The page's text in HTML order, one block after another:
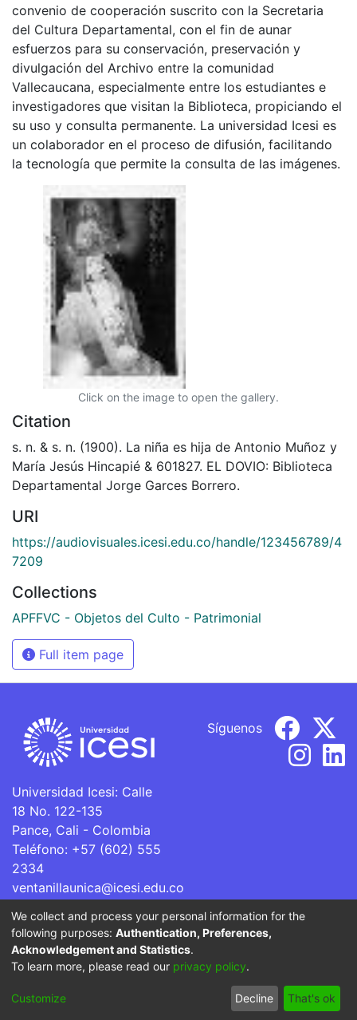
convenio de cooperación suscrito con la Secretaria
del Cultura Departamental, con el fin de aunar
esfuerzos para su conservación, preservación y
divulgación del Archivo entre la comunidad
Vallecaucana, especialmente entre los estudiantes e
investigadores que visitan la Biblioteca, propiciando el
su uso y consulta permanente. La universidad Icesi es
un colaborador en el proceso de difusión, facilitando
la tecnología que permite la consulta de las imágenes.
Click on the image to open the gallery.
Citation
s. n. & s. n. (1900). La niña es hija de Antonio Muñoz y
María Jesús Hincapié & 601827. EL DOVIO: Biblioteca
Departamental Jorge Garces Borrero.
URI
https://audiovisuales.icesi.edu.co/handle/123456789/4
7209
Collections
APFFVC - Objetos del Culto - Patrimonial
Full item page
Universidad Icesi: Calle
18 No. 122-135
Pance, Cali - Colombia
Teléfono: +57 (602) 555
2334
ventanillaunica@icesi.edu.co
Síguenos
La Universidad Icesi es una Institución de Educación
Superior que se encuentra sujeta a inspección y vigilancia
por parte del Ministerio de Educación Nacional.
Cookie
End User
Agreement
Send
Feedback
We collect and process your personal information for the
following purposes: Authentication, Preferences,
Acknowledgement and Statistics.
To learn more, please read our privacy policy.
Customize Decline That's ok